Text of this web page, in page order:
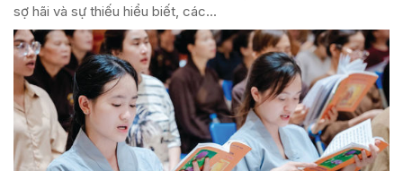
sợ hãi và sự thiếu hiểu biết, các...